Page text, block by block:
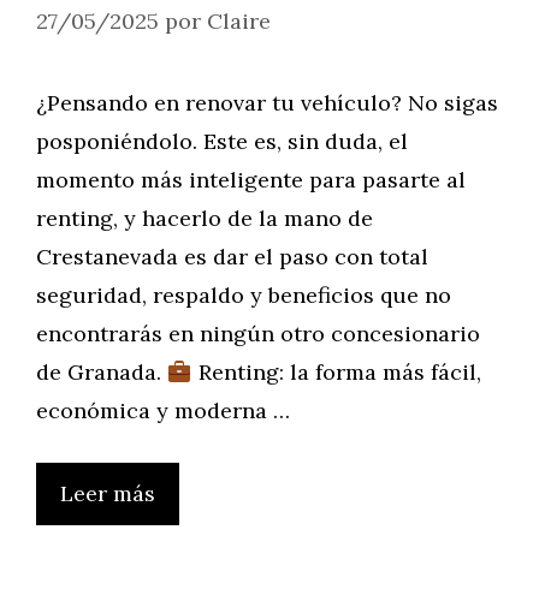
27/05/2025 por Claire
¿Pensando en renovar tu vehículo? No sigas
posponiéndolo. Este es, sin duda, el
momento más inteligente para pasarte al
renting, y hacerlo de la mano de
Crestanevada es dar el paso con total
seguridad, respaldo y beneficios que no
encontrarás en ningún otro concesionario
de Granada.
Renting: la forma más fácil,
económica y moderna …
Leer más